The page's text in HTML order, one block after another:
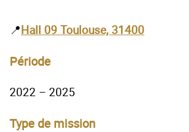
📍Hall 09 Toulouse, 31400
Période
2022 – 2025
Type de mission